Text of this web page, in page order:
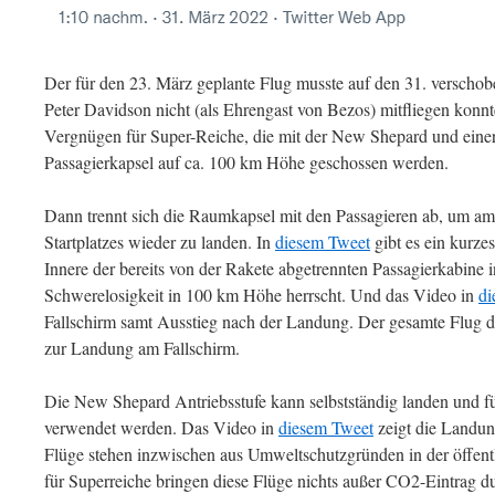
Der für den 23. März geplante Flug musste auf den 31.
Peter Davidson nicht (als Ehrengast von Bezos) mitfliegen
Vergnügen für Super-Reiche, die mit der New Shepard und
Passagierkapsel auf ca. 100 km Höhe geschossen werden.
Dann trennt sich die Raumkapsel mit den Passagieren ab, um
Startplatzes wieder zu landen. In diesem Tweetgibt es ein
Innere der bereits von der Rakete abgetrennten Passagierkabine
Schwerelosigkeit in 100 km Höhe herrscht. Und das Video in
Fallschirm samt Ausstieg nach der Landung. Der gesamte Flug
zur Landung am Fallschirm.
Die New Shepard Antriebsstufe kann selbstständig landen und
verwendet werden. Das Video in diesem Tweetzeigt die
Flüge stehen inzwischen aus Umweltschutzgründen in der
für Superreiche bringen diese Flüge nichts außer CO2-Eintrag